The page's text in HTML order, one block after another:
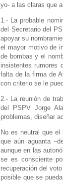
yo- a las claras que
1.- La probable
del Secretario del
apoyar su
el mayor motivo de
de bombas y el
insistentes rumores
falta de la firma de
con criterio se le
2.- La reunión de
del PSPV Jorge
problemas, diseñar
No es neutral que
que aún aguanta
aunque en las
se es consciente
recuperación del
posible quese